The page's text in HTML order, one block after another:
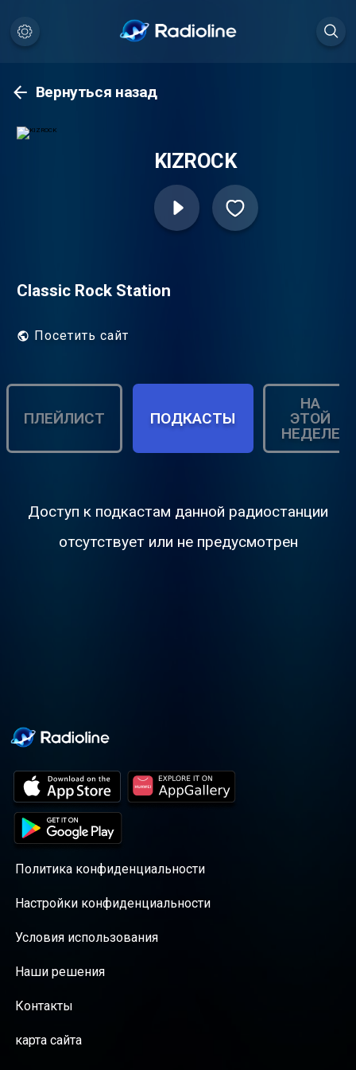
Вернуться назад
KIZROCK
Classic Rock Station
Посетить сайт
ПЛЕЙЛИСТ ПОДКАСТЫ
НА
ЭТОЙ
НЕДЕЛЕ
Доступ к подкастам данной радиостанции
отсутствует или не предусмотрен
Политика конфиденциальности
Настройки конфиденциальности
Условия использования
Наши решения
Контакты
карта сайта